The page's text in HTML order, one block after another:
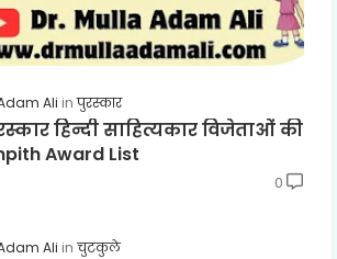
Ali पुरस्कार
हिन्दी साहित्यकार विजेताओं की
Award List
0
Ali चुटकुले